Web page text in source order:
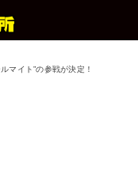
マイト”の参戦が決定！